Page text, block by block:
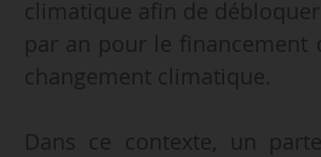
climatique afin de
par an pour le financement
changement climatique.
Dans ce contexte, un